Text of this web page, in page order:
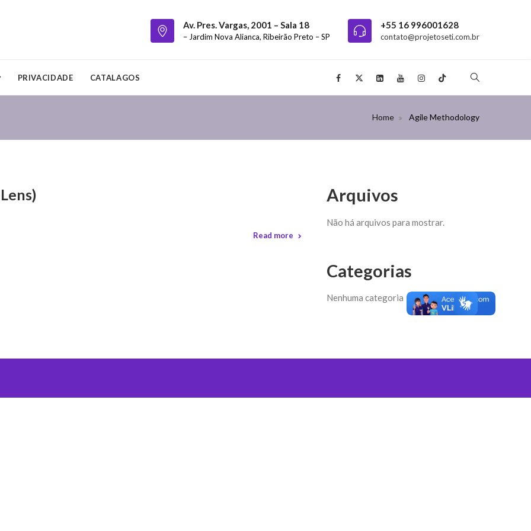
Av. Pres. Vargas, 2001 – Sala 18
– Jardim Nova Alianca, Ribeirão Preto – SP
+55 16 996001628
contato@projetoseti.com.br
PRIVACIDADE CATALAGOS
Home Agile Methodology
Read more
Arquivos
Não há arquivos para mostrar.
Categorias
Nenhuma categoria